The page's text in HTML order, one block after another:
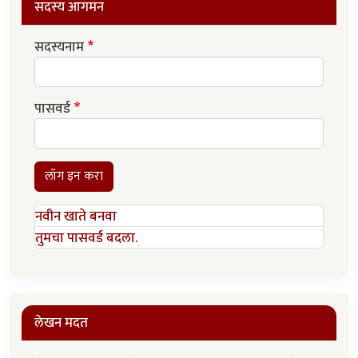
सदस्य आगमन
सदस्यनाम
पासवर्ड
लॉग इन करा
नवीन खाते बनवा
तुमचा पासवर्ड बदला.
लेखन मदत